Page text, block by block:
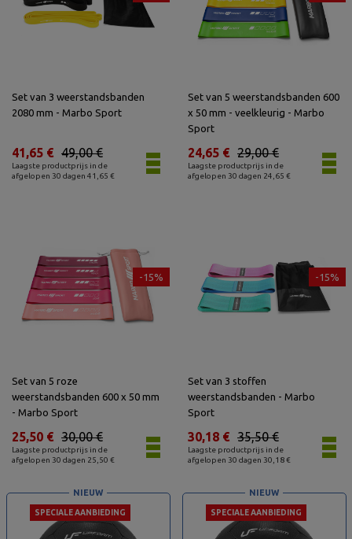
Set van 3 weerstandsbanden
2080 mm - Marbo Sport
Laagste productprijs in de
afgelopen 30 dagen 41,65 €
49,00 €
41,65 €
Set van 5 weerstandsbanden 600
x 50 mm - veelkleurig - Marbo
Sport
Laagste productprijs in de
afgelopen 30 dagen 24,65 €
29,00 €
24,65 €
-15%
Set van 5 roze
weerstandsbanden 600 x 50 mm
- Marbo Sport
Laagste productprijs in de
afgelopen 30 dagen 25,50 €
30,00 €
25,50 €
-15%
Set van 3 stoffen
weerstandsbanden - Marbo
Sport
Laagste productprijs in de
afgelopen 30 dagen 30,18 €
35,50 €
30,18 €
SPECIALE AANBIEDING
NIEUW
SPECIALE AANBIEDING
NIEUW